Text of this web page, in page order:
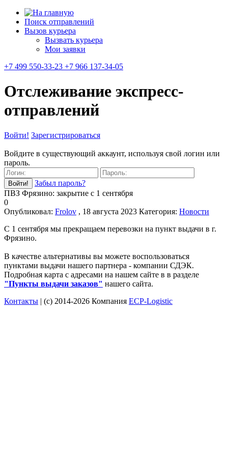
Поиск отправлений
Вызов курьера
Вызвать курьера
Мои заявки
+7 499 550-33-23 +7 966 137-34-05
Отслеживание экспресс-
отправлений
Войти! Зарегистрироваться
Войдите в существующий аккаунт, используя свой логин или
пароль.
Забыл пароль?
ПВЗ Фрязино: закрытие с 1 сентября
0
Опубликовал: Frolov , 18 августа 2023 Категория: Новости
С 1 сентября мы прекращаем перевозки на пункт выдачи в г.
Фрязино.
В качестве альтернативы вы можете воспользоваться
пунктами выдачи нашего партнера - компании СДЭК.
Подробная карта с адресами на нашем сайте в в разделе
"Пункты выдачи заказов" нашего сайта.
Контакты | (c) 2014-2026 Компания ECP-Logistic